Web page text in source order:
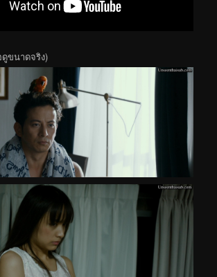
ขนาดจริง)